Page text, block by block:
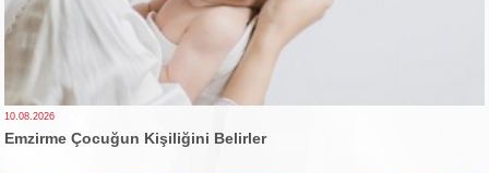
10.08.2026
Emzirme Çocuğun Kişiliğini Belirler